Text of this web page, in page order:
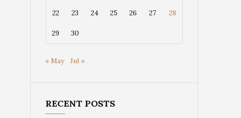
22 23 24 25 26 27 28
29 30
« May Jul »
RECENT POSTS